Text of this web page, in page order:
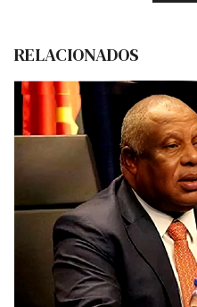
RELACIONADOS